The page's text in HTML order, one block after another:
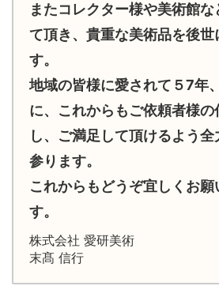
またコレクター様や美術館
て頂き、貴重な美術品を後世
す。
地域の皆様に愛されて５7年
に、これからもご依頼者様の
し、ご満足して頂けるよう
参ります。
これからもどうぞ宜しくお願
す。
株式会社 愛研美術
末髙 信行